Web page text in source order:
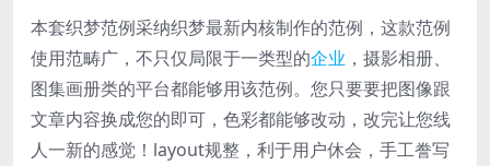
本套织梦范例采纳织梦最新内核制作的范例，这款范例
使用范畴广，不只仅局限于一类型的企业 ，摄影相册、
图集画册类的平台都能够用该范例。您只要要把图像跟
文章内容换成您的即可，色彩都能够改动，改完让您线
人一新的感觉！layout规整，利于用户休会，手工誊写